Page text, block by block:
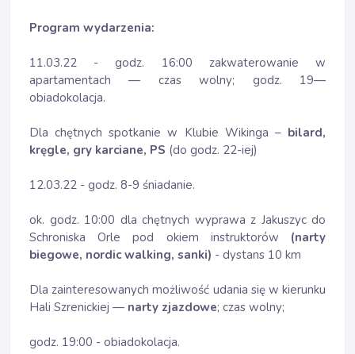
Program wydarzenia:
11.03.22 - godz. 16:00 zakwaterowanie w
apartamentach — czas wolny; godz. 19—
obiadokolacja.
Dla chętnych spotkanie w Klubie Wikinga – bilard,
kręgle, gry karciane, PS (do godz. 22-iej)
12.03.22 - godz. 8-9 śniadanie.
ok. godz. 10:00 dla chętnych wyprawa z Jakuszyc do
Schroniska Orle pod okiem instruktorów (narty
biegowe, nordic walking, sanki) - dystans 10 km
Dla zainteresowanych możliwość udania się w kierunku
Hali Szrenickiej — narty zjazdowe; czas wolny;
godz. 19:00 - obiadokolacja.